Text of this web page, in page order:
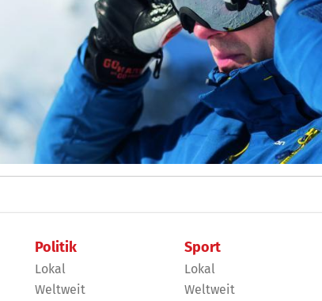
Politik
Lokal
Weltweit
Sport
Lokal
Weltweit